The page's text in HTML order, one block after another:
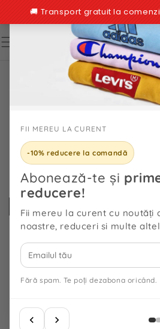
FII MEREU LA CURENT
-10% reducere la comandă
Abonează-te și
reducere!
Fii mereu la curent cu noutăți
noastre, reduceri si multe
Fără spam. Te poți dezabona oricând.
CONȚINUT